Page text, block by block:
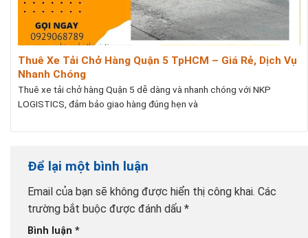
Thuê Xe Tải Chở Hàng Quận 5 TpHCM – Giá Rẻ, Dịch Vụ
Nhanh Chóng
Thuê xe tải chở hàng Quận 5 dễ dàng và nhanh chóng với NKP
LOGISTICS, đảm bảo giao hàng đúng hẹn và
Để lại một bình luận
Email của bạn sẽ không được hiển thị công khai. Các
trường bắt buộc được đánh dấu *
Bình luận *